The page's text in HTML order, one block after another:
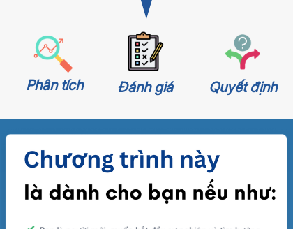
Phân tích Đánh giá Quyết định